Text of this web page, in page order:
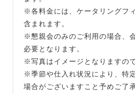
※各料金には、ケータリングフ
含まれます。
※懇親会のみのご利用の場合、
必要となります。
※写真はイメージとなりますの
※季節や仕入れ状況により、特
場合がございますこと予めご了